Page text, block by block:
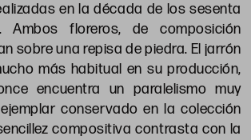
en la década de los sesenta
Ambos floreros, de composición
sobre una repisa de piedra. El jarrón
más habitual en su producción,
encuentra un paralelismo muy
conservado en la colección
compositiva contrasta con la